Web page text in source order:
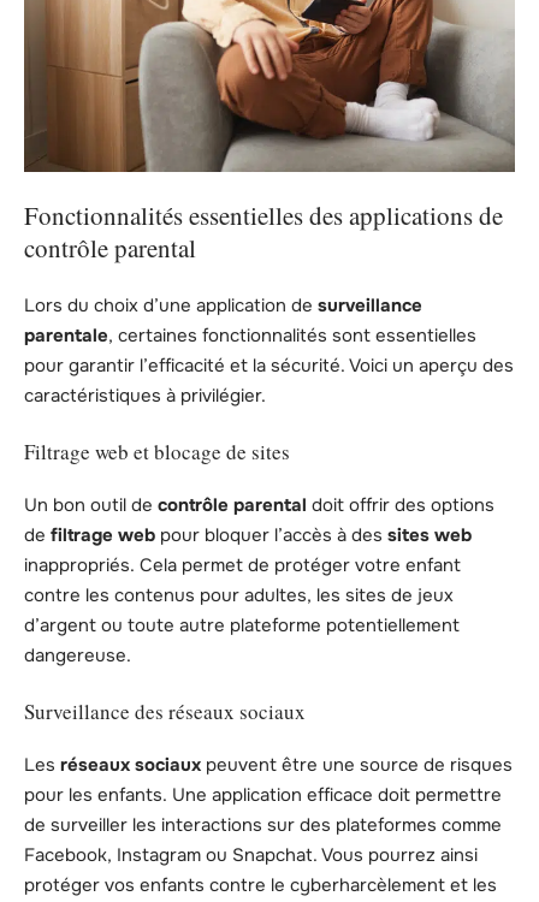
Fonctionnalités essentielles des applications de
contrôle parental
Lors du choix d’une application de surveillance
parentale, certaines fonctionnalités sont essentielles
pour garantir l’efficacité et la sécurité. Voici un aperçu des
caractéristiques à privilégier.
Filtrage web et blocage de sites
Un bon outil de contrôle parental doit offrir des options
de filtrage web pour bloquer l’accès à des sites web
inappropriés. Cela permet de protéger votre enfant
contre les contenus pour adultes, les sites de jeux
d’argent ou toute autre plateforme potentiellement
dangereuse.
Surveillance des réseaux sociaux
Les réseaux sociaux peuvent être une source de risques
pour les enfants. Une application efficace doit permettre
de surveiller les interactions sur des plateformes comme
Facebook, Instagram ou Snapchat. Vous pourrez ainsi
protéger vos enfants contre le cyberharcèlement et les